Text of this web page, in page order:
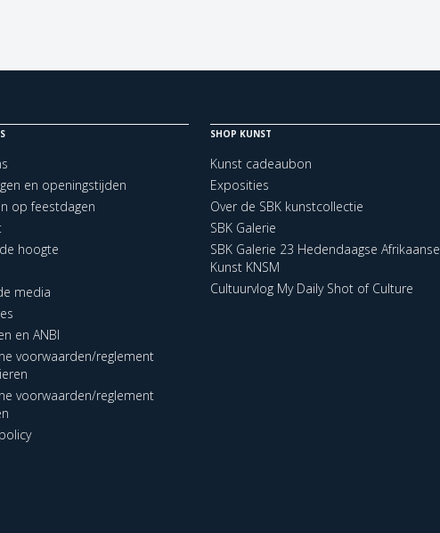
en openingstijden
op feestdagen
hoogte
media
en ANBI
voorwaarden/reglement
voorwaarden/reglement
SHOP KUNST
Kunst cadeaubon
Exposities
Over de SBK kunstcollectie
SBK Galerie
SBK Galerie 23 Hedendaagse Afrikaanse
Kunst KNSM
Cultuurvlog My Daily Shot of Culture